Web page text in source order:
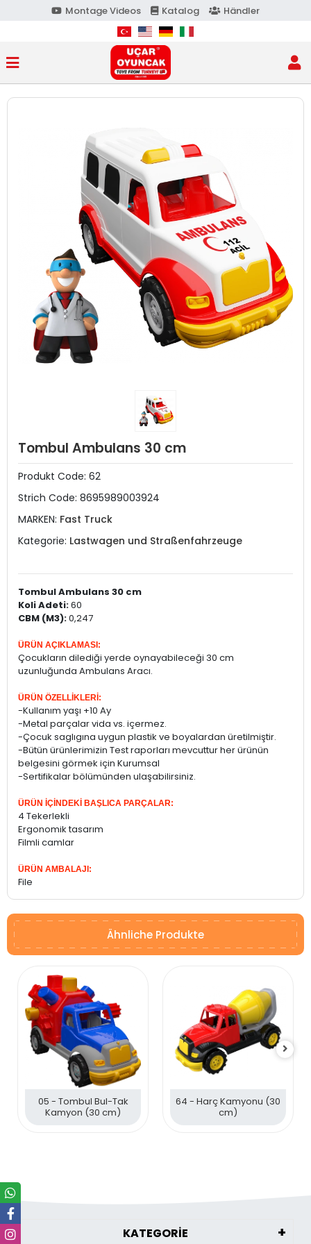
Montage Videos Katalog Händler
Tombul Ambulans 30 cm
Produkt Code: 62
Strich Code: 8695989003924
MARKEN: Fast Truck
Kategorie: Lastwagen und Straßenfahrzeuge
Tombul Ambulans 30 cm
Koli Adeti:60
CBM (M3):0,247
ÜRÜN AÇIKLAMASI:
Çocukların dilediği yerde oynayabileceği 30 cm
uzunluğunda Ambulans Aracı.
ÜRÜN ÖZELLİKLERİ:
-Kullanım yaşı +10 Ay
-Metal parçalar vida vs. içermez.
-Çocuk saglıgına uygun plastik ve boyalardan üretilmiştir.
-Bütün ürünlerimizin Test raporları mevcuttur her ürünün
belgesini görmek için Kurumsal
-Sertifikalar bölümünden ulaşabilirsiniz.
ÜRÜN İÇİNDEKİ BAŞLICA PARÇALAR:
4 Tekerlekli
Ergonomik tasarım
Filmli camlar
ÜRÜN AMBALAJI:
File
Ähnliche Produkte
05 - Tombul Bul-Tak
Kamyon (30 cm)
64 - Harç Kamyonu (30
cm)
KATEGORİE